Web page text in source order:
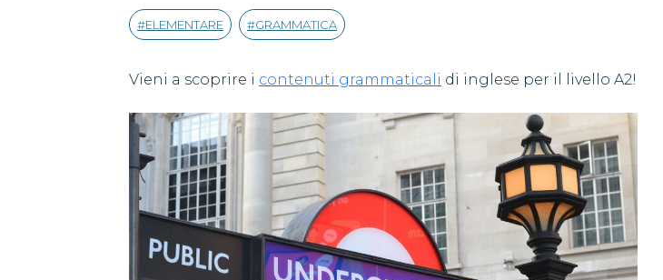
ELEMENTARE GRAMMATICA
Vieni a scoprire i contenuti grammaticali di inglese per il livello A2!